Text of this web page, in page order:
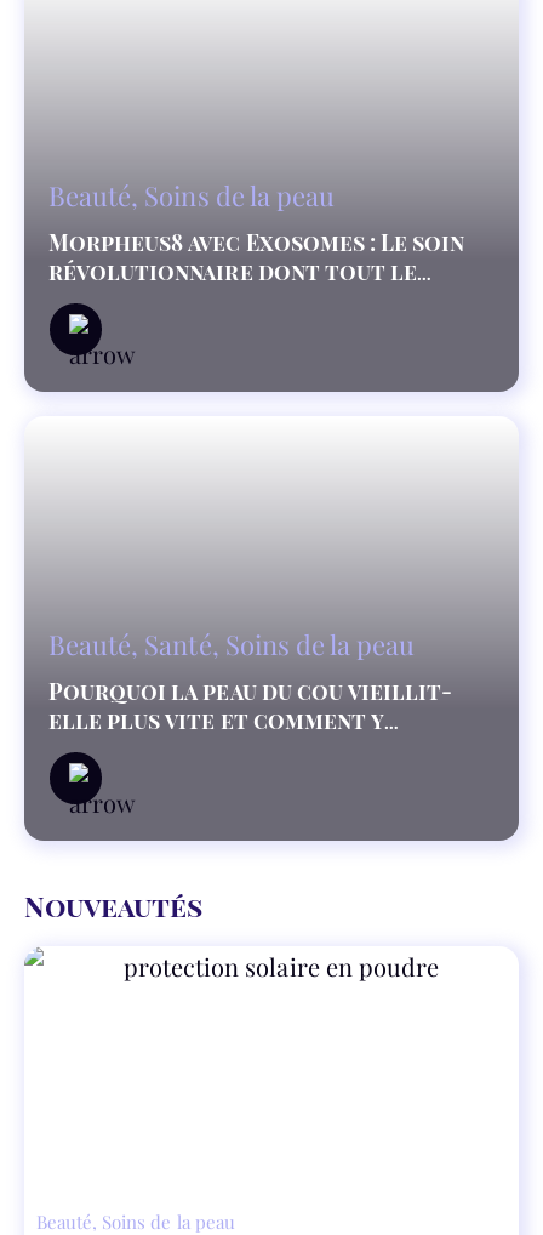
Beauté, Soins de la peau
Morpheus8 avec Exosomes : Le soin
révolutionnaire dont tout le
monde parle!
Beauté, Santé, Soins de la peau
Pourquoi la peau du cou vieillit-
elle plus vite et comment y
remédier?
Nouveautés
Beauté, Soins de la peau